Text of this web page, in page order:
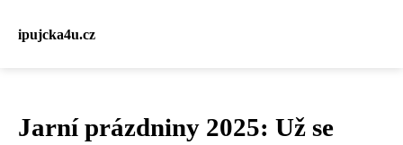
ipujcka4u.cz
Jarní prázdniny 2025: Už se